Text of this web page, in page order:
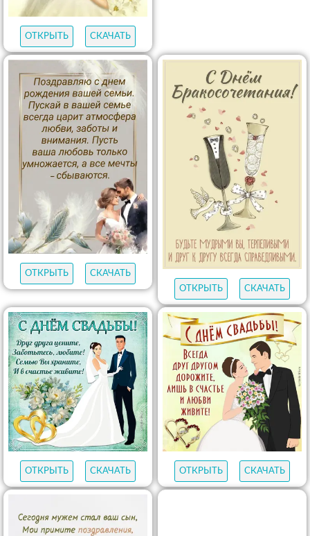
ОТКРЫТЬ СКАЧАТЬ
ОТКРЫТЬ
СКАЧАТЬ
ОТКРЫТЬ
СКАЧАТЬ
ОТКРЫТЬ СКАЧАТЬ ОТКРЫТЬ СКАЧАТЬ